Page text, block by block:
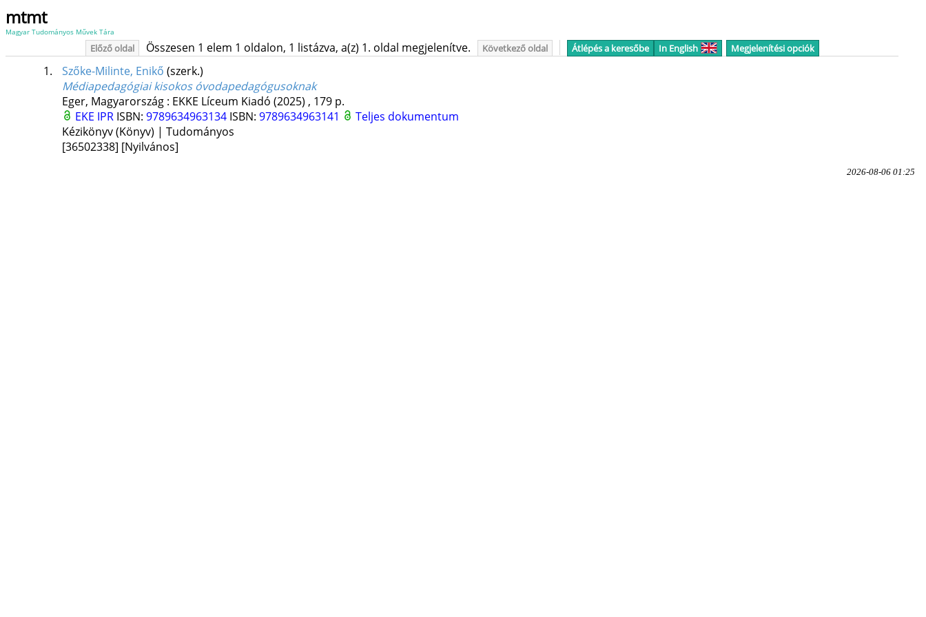
mtmt
Magyar Tudományos Művek Tára
Előző oldal Összesen 1 elem 1 oldalon, 1 listázva, a(z) 1. oldal megjelenítve. Következő oldal Átlépés a keresőbe In English Megjelenítési opciók
1. Szőke-Milinte, Enikő (szerk.)
Médiapedagógiai kisokos óvodapedagógusoknak
Eger, Magyarország : EKKE Líceum Kiadó (2025) , 179 p.
EKE IPR ISBN: 9789634963134 ISBN: 9789634963141
Teljes dokumentum
Kézikönyv (Könyv) | Tudományos
[36502338] [Nyilvános]
2026-08-06 01:25